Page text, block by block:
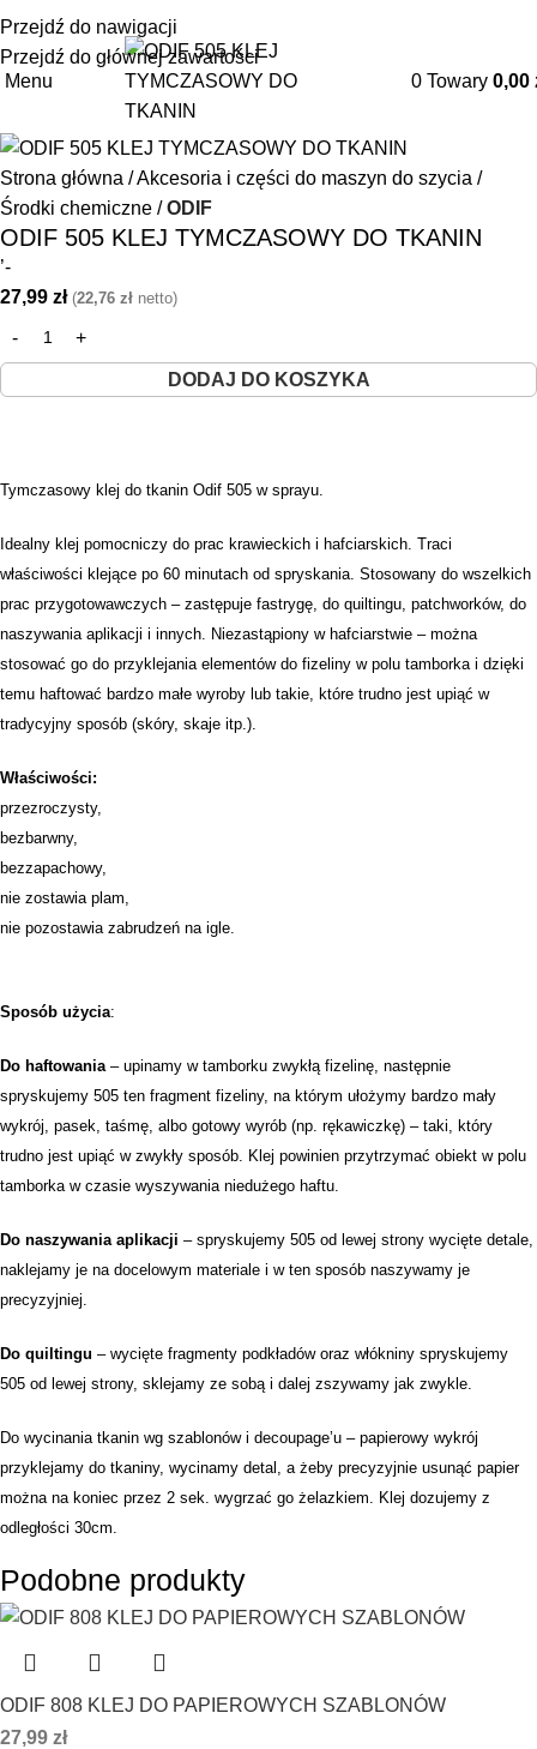
Przejdź do nawigacji
Przejdź do głównej zawartości
+48 85 653 93 55
Menu 0 Towary 0,00
Strona główna
Akcesoria i części do maszyn do szycia
Środki chemiczne
ODIF
ODIF 505 KLEJ TYMCZASOWY DO TKANIN
’-
27,99 zł (22,76 zł netto)
DODAJ DO KOSZYKA
Tymczasowy klej do tkanin Odif 505 w sprayu.
Idealny klej pomocniczy do prac krawieckich i hafciarskich. Traci
właściwości klejące po 60 minutach od spryskania. Stosowany do wszelkich
prac przygotowawczych – zastępuje fastrygę, do quiltingu, patchworków, do
naszywania aplikacji i innych. Niezastąpiony w hafciarstwie – można
stosować go do przyklejania elementów do fizeliny w polu tamborka i dzięki
temu haftować bardzo małe wyroby lub takie, które trudno jest upiąć w
tradycyjny sposób (skóry, skaje itp.).
Właściwości:
przezroczysty,
bezbarwny,
bezzapachowy,
nie zostawia plam,
nie pozostawia zabrudzeń na igle.
Sposób użycia:
Do haftowania– upinamy w tamborku zwykłą fizelinę, następnie
spryskujemy 505 ten fragment fizeliny, na którym ułożymy bardzo mały
wykrój, pasek, taśmę, albo gotowy wyrób (np. rękawiczkę) – taki, który
trudno jest upiąć w zwykły sposób. Klej powinien przytrzymać obiekt w polu
tamborka w czasie wyszywania niedużego haftu.
Do naszywania aplikacji – spryskujemy 505 od lewej strony wycięte detale,
naklejamy je na docelowym materiale i w ten sposób naszywamy je
precyzyjniej.
Do quiltingu – wycięte fragmenty podkładów oraz włókniny spryskujemy
505 od lewej strony, sklejamy ze sobą i dalej zszywamy jak zwykle.
Do wycinania tkanin wg szablonów i decoupage’u – papierowy wykrój
przyklejamy do tkaniny, wycinamy detal, a żeby precyzyjnie usunąć papier
można na koniec przez 2 sek. wygrzać go żelazkiem. Klej dozujemy z
odległości 30cm.
Podobne produkty
ODIF 808 KLEJ DO PAPIEROWYCH SZABLONÓW
27,99 zł